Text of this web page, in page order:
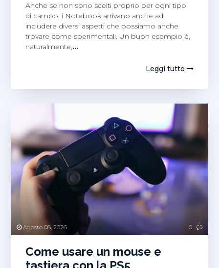
Anche se non sono scelti proprio per ogni tipo
di campo, i Notebook arrivano anche ad
includere diversi aspetti che possiamo anche
trovare come sperimentali. Un buon esempio è,
naturalmente,…
Leggi tutto
Agosto 08, 2026 0
Come usare un mouse e